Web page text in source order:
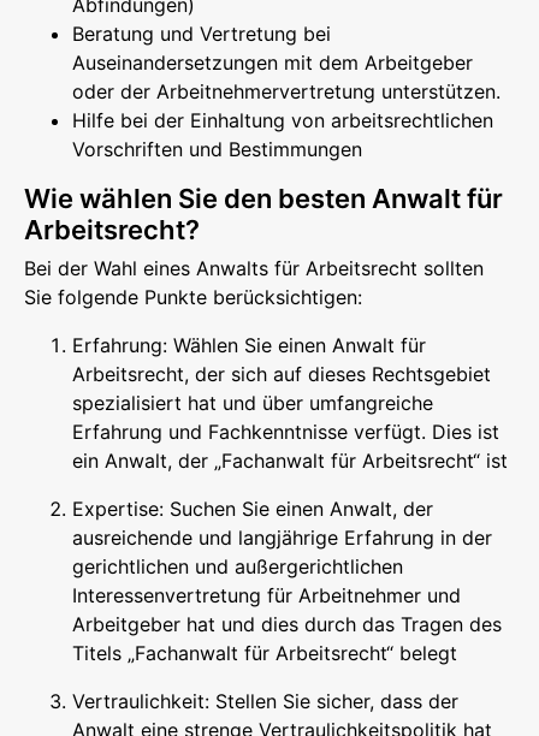
Abfindungen)
Beratung und Vertretung bei
Auseinandersetzungen mit dem Arbeitgeber
oder der Arbeitnehmervertretung unterstützen.
Hilfe bei der Einhaltung von arbeitsrechtlichen
Vorschriften und Bestimmungen
Wie wählen Sie den besten Anwalt für
Arbeitsrecht?
Bei der Wahl eines Anwalts für Arbeitsrecht sollten
Sie folgende Punkte berücksichtigen:
Erfahrung: Wählen Sie einen Anwalt für
Arbeitsrecht, der sich auf dieses Rechtsgebiet
spezialisiert hat und über umfangreiche
Erfahrung und Fachkenntnisse verfügt. Dies ist
ein Anwalt, der „Fachanwalt für Arbeitsrecht“ ist
Expertise: Suchen Sie einen Anwalt, der
ausreichende und langjährige Erfahrung in der
gerichtlichen und außergerichtlichen
Interessenvertretung für Arbeitnehmer und
Arbeitgeber hat und dies durch das Tragen des
Titels „Fachanwalt für Arbeitsrecht“ belegt
Vertraulichkeit: Stellen Sie sicher, dass der
Anwalt eine strenge Vertraulichkeitspolitik hat